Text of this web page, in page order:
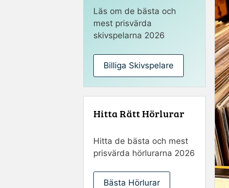
Läs om de bästa och
mest prisvärda
skivspelarna 2026
Billiga Skivspelare
Hitta Rätt Hörlurar
Hitta de bästa och mest
prisvärda hörlurarna 2026
Bästa Hörlurar